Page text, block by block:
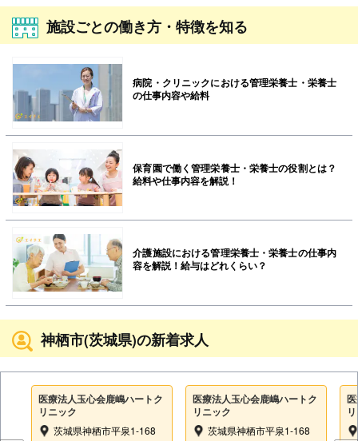
施設ごとの働き方・特徴を知る
病院・クリニックにおける管理栄養士・栄養士
の仕事内容や給料
保育園で働く管理栄養士・栄養士の役割とは？
給料や仕事内容を解説！
介護施設における管理栄養士・栄養士の仕事内
容を解説！給与はどれくらい？
神栖市(茨城県)の新着求人
医療法人玉心会鹿嶋ハートク
リニック
茨城県神栖市平泉1-168
医療法人玉心会鹿嶋ハートク
リニック
茨城県神栖市平泉1-168